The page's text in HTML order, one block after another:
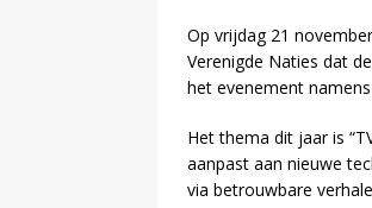
Op vrijdag 21
Verenigde Naties dat
het evenement
Het thema dit jaar is
aanpast aan nieuwe
via betrouwbare